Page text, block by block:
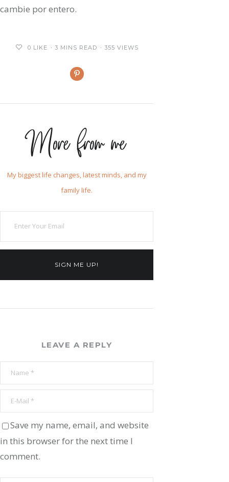
cambie por entero.
0 LIKE 3 MINS READ 355 VIEWS
More from me
My biggest life changes, latest minds, and my
family life.
SIGN ME UP!
LEAVE A REPLY
Save my name, email, and website
in this browser for the next time I
comment.